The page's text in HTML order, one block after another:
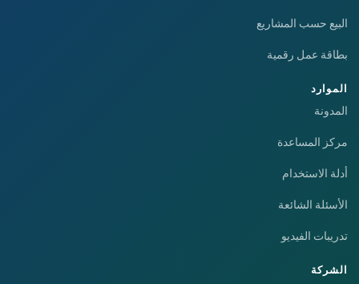
البيع حسب المشاريع
بطاقة عمل رقمية
الموارد
المدونة
مركز المساعدة
أدلة الاستخدام
الأسئلة الشائعة
تدريبات الفيديو
الشركة